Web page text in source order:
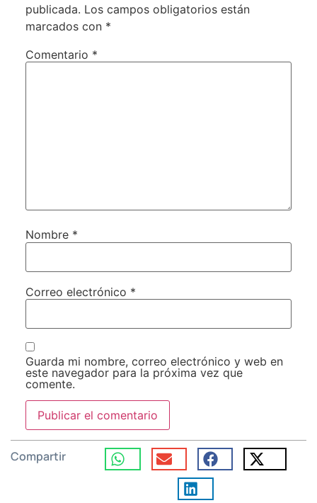
publicada. Los campos obligatorios están
marcados con *
Comentario *
Nombre *
Correo electrónico *
Guarda mi nombre, correo electrónico y web en
este navegador para la próxima vez que
comente.
Compartir